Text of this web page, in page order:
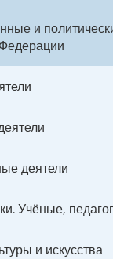
и
деятели
Учёные,
и искусства